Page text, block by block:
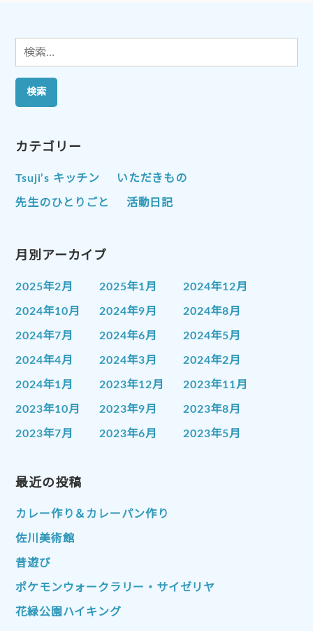
検
索:
カテゴリー
Tsuji’s キッチン いただきもの
先生のひとりごと 活動日記
月別アーカイブ
2025年2月 2025年1月 2024年12月
2024年10月 2024年9月 2024年8月
2024年7月 2024年6月 2024年5月
2024年4月 2024年3月 2024年2月
2024年1月 2023年12月 2023年11月
2023年10月 2023年9月 2023年8月
2023年7月 2023年6月 2023年5月
2023年1月
2022年10月 2022年9月
2022年7月
2022年4月
2022年1月 2021年12月 2021年11月
2021年10月 2021年9月
最近の投稿
カレー作り＆カレーパン作り
佐川美術館
昔遊び
ポケモンウォークラリー・サイゼリヤ
花緑公園ハイキング